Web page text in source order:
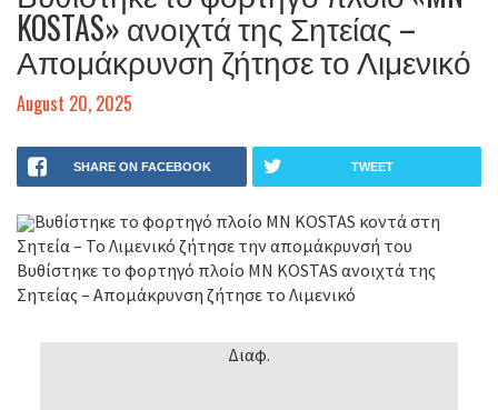
KOSTAS» ανοιχτά της Σητείας –
Απομάκρυνση ζήτησε το Λιμενικό
August 20, 2025
SHARE ON FACEBOOK TWEET
Βυθίστηκε το φορτηγό πλοίο MN KOSTAS κοντά στη
Σητεία – Το Λιμενικό ζήτησε την απομάκρυνσή του
Βυθίστηκε το φορτηγό πλοίο MN KOSTAS ανοιχτά της
Σητείας – Απομάκρυνση ζήτησε το Λιμενικό
Διαφ.